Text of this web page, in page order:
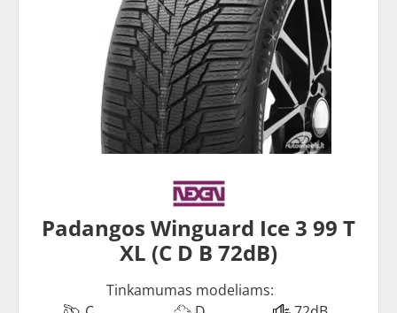
Padangos Winguard Ice 3 99 T
XL (C D B 72dB)
Tinkamumas modeliams: